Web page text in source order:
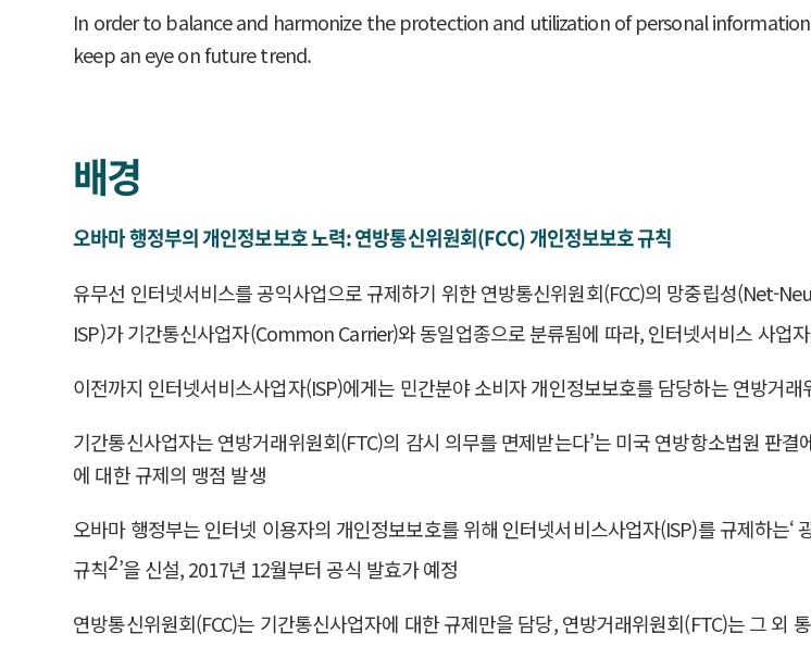
In order to balance and harmonize the protection and utilization of personal
keep an eye on future trend.
배경
오바마 행정부의 개인정보보호 노력: 연방통신위원회(FCC) 개인정보보호 규칙
유무선 인터넷서비스를 공익사업으로 규제하기 위한 연방통신위원회(FCC)의 망중립성(Net-
ISP)가 기간통신사업자(Common Carrier)와 동일업종으로 분류됨에 따라, 인터넷서비스 사업
이전까지 인터넷서비스사업자(ISP)에게는 민간분야 소비자 개인정보보호를 담당하는 연방거
기간통신사업자는 연방거래위원회(FTC)의 감시 의무를 면제받는다’는 미국 연방항소법원 판
에 대한 규제의 맹점 발생
오바마 행정부는 인터넷 이용자의 개인정보보호를 위해 인터넷서비스사업자(ISP)를 규제하는
규칙2’을 신설, 2017년 12월부터 공식 발효가 예정
연방통신위원회(FCC)는 기간통신사업자에 대한 규제만을 담당, 연방거래위원회(FTC)는 그 외